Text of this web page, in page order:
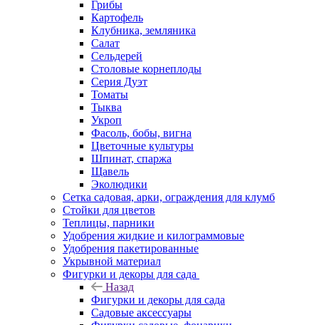
Грибы
Картофель
Клубника, земляника
Салат
Сельдерей
Столовые корнеплоды
Серия Дуэт
Томаты
Тыква
Укроп
Фасоль, бобы, вигна
Цветочные культуры
Шпинат, спаржа
Щавель
Эколюдики
Сетка садовая, арки, ограждения для клумб
Стойки для цветов
Теплицы, парники
Удобрения жидкие и килограммовые
Удобрения пакетированные
Укрывной материал
Фигурки и декоры для сада
Назад
Фигурки и декоры для сада
Садовые аксессуары